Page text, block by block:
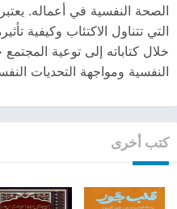
الصحة النفسية في أعماله.
التي تتناول الاكتئاب وكيفية
خلال كتاباته إلى توعية
النفسية ومواجهة التحديات
كتب أخرى